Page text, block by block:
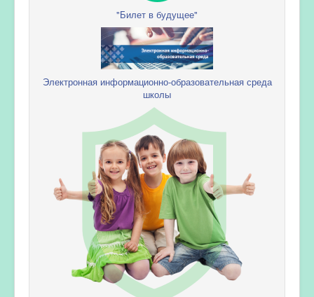
"Билет в будущее"
Электронная информационно-образовательная среда
школы